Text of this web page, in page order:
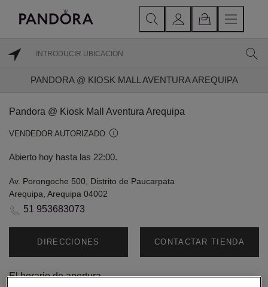
PANDORA @ KIOSK MALL AVENTURA AREQUIPA
Pandora @ Kiosk Mall Aventura Arequipa
VENDEDOR AUTORIZADO
Abierto hoy hasta las 22:00.
Av. Porongoche 500, Distrito de Paucarpata
Arequipa, Arequipa 04002
51 953683073
DIRECCIONES CONTACTAR TIENDA
El horario de apertura